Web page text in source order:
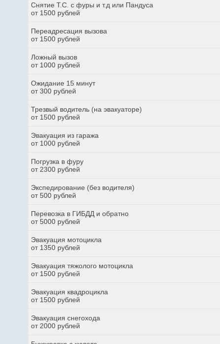
Снятие Т.С. с фуры и т.д или Пандуса
от 1500 рублей
Переадресация вызова
от 1500 рублей
Ложный вызов
от 1000 рублей
Ожидание 15 минут
от 300 рублей
Трезвый водитель (на эвакуаторе)
от 1500 рублей
Эвакуация из гаража
от 1000 рублей
Погрузка в фуру
от 2300 рублей
Экспедирование (без водителя)
от 500 рублей
Перевозка в ГИБДД и обратно
от 5000 рублей
Эвакуация мотоцикла
от 1350 рублей
Эвакуация тяжолого мотоцикла
от 1500 рублей
Эвакуация квадроцикла
от 1500 рублей
Эвакуация снегохода
от 2000 рублей